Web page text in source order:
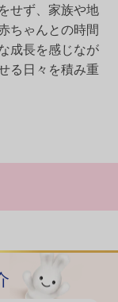
せず、家族や地
ちゃんとの時間
成長を感じなが
る日々を積み重